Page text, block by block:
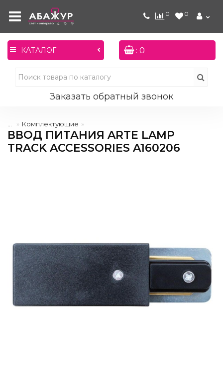
0 0
КАТАЛОГ : 0
Заказать обратный звонок
Комплектующие
ВВОД ПИТАНИЯ ARTE LAMP
TRACK ACCESSORIES A160206